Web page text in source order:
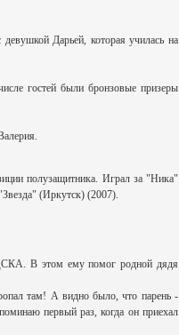
Дарьей, которая училась на
гостей были бронзовые призеры
полузащитника. Играл за "Ника"
(Иркутск) (2007).
В этом ему помог родной дядя
там! А видно было, что парень -
первый раз, когда он приехал